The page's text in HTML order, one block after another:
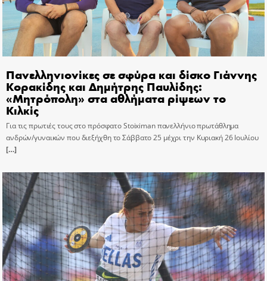
Πανελληνιονίκες σε σφύρα και δίσκο Γιάννης
Κορακίδης και Δημήτρης Παυλίδης:
«Μητρόπολη» στα αθλήματα ρίψεων το
Κιλκίς
Για τις πρωτιές τους στο πρόσφατο Stoiximan πανελλήνιο πρωτάθλημα
ανδρών/γυναικών που διεξήχθη το Σάββατο 25 μέχρι την Κυριακή 26 Ιουλίου
[…]